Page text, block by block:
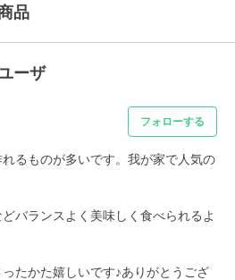
品
ーザ
フォローする
るものが多いです。我が家で人気の
バランスよく美味しく食べられるよ
たかた嬉しいです♪ありがとうござ